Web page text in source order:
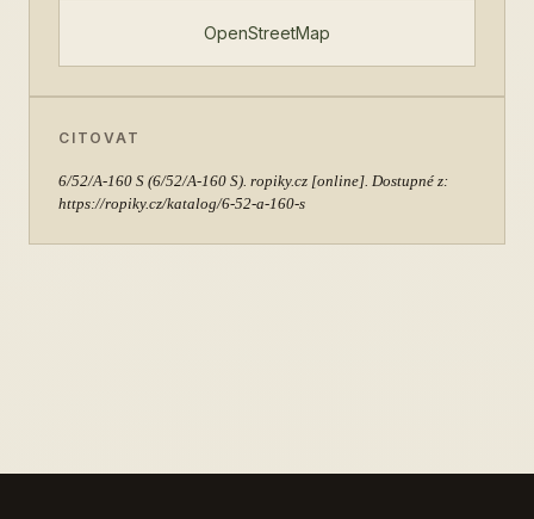
OpenStreetMap
CITOVAT
6/52/A-160 S (6/52/A-160 S). ropiky.cz [online]. Dostupné z:
https://ropiky.cz/katalog/6-52-a-160-s